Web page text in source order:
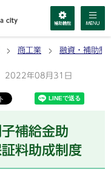
商工業 融資・補助制度
2022年08月31日
補給金助
料助成制度